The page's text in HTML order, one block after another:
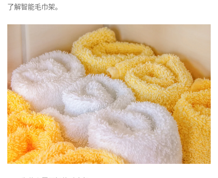
了解智能毛巾架。